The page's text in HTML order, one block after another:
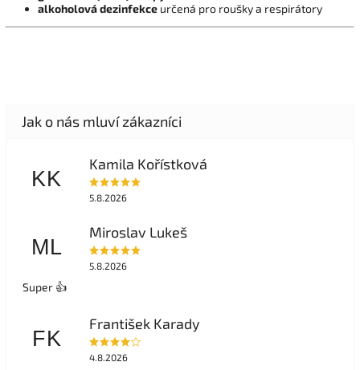
alkoholová dezinfekce určená pro roušky a respirátory
KK
Kamila Kořístková
5.8.2026
ML
Miroslav Lukeš
5.8.2026
Super 👍
FK
František Karady
4.8.2026